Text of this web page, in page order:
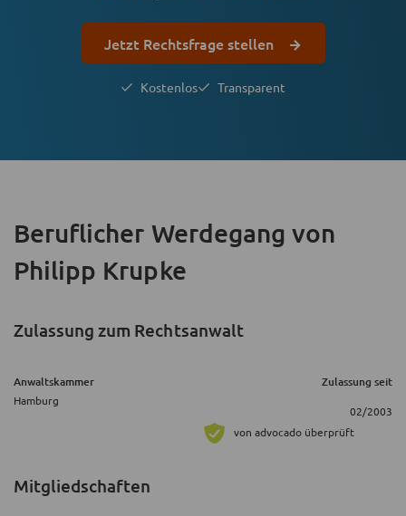
Jetzt Rechtsfrage stellen
Kostenlos Transparent
Beruflicher Werdegang von
Philipp Krupke
Zulassung zum Rechtsanwalt
Anwaltskammer Zulassung seit
Hamburg
02/2003
von advocado überprüft
Mitgliedschaften